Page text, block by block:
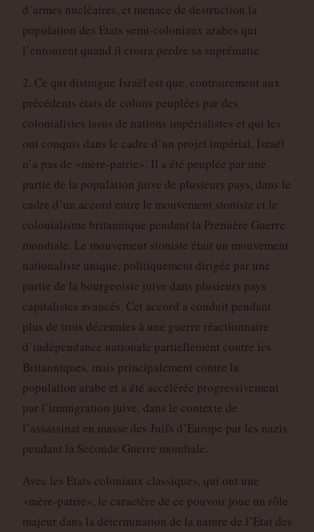
d’armes nucléaires, et menace de destruction la
population des Etats semi-coloniaux arabes qui
l’entourent quand il croira perdre sa suprématie.
2. Ce qui distingue Israël est que, contrairement aux
précédents états de colons peuplées par des
colonialistes issus de nations impérialistes et qui les
ont conquis dans le cadre d’un projet impérial, Israël
n’a pas de «mère-patrie». Il a été peuplée par une
partie de la population juive de plusieurs pays, dans le
cadre d’un accord entre le mouvement sioniste et le
colonialisme britannique pendant la Première Guerre
mondiale. Le mouvement sioniste était un mouvement
nationaliste unique, politiquement dirigée par une
partie de la bourgeoisie juive dans plusieurs pays
capitalistes avancés. Cet accord a conduit pendant
plus de trois décennies à une guerre réactionnaire
d’indépendance nationale partiellement contre les
Britanniques, mais principalement contre la
population arabe et a été accélérée progressivement
par l’immigration juive, dans le contexte de
l’assassinat en masse des Juifs d’Europe par les nazis
pendant la Seconde Guerre mondiale.
Avec les Etats coloniaux classiques, qui ont une
«mère-patrie», le caractère de ce pouvoir joue un rôle
majeur dans la détermination de la nature de l’Etat des